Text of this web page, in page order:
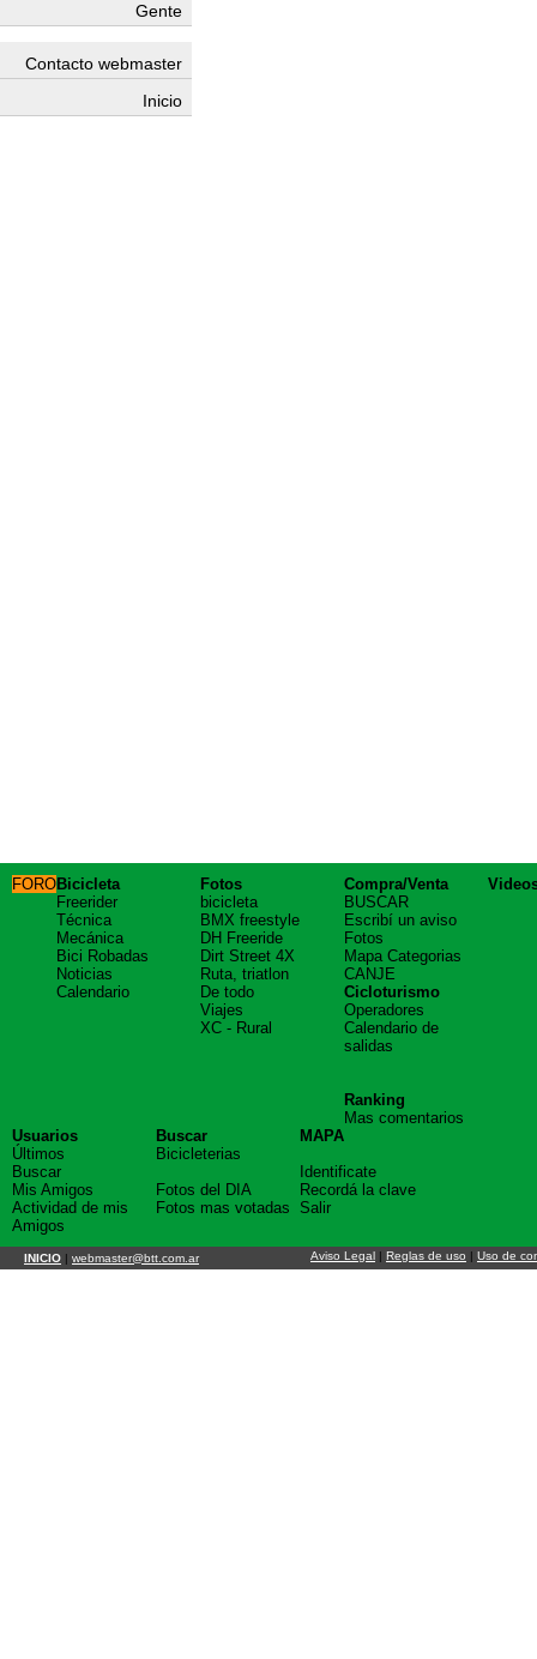
Gente
Contacto webmaster
Inicio
FOROBicicleta
Freerider
Técnica
Mecánica
Bici Robadas
Noticias
Calendario
Fotos
bicicleta
BMX freestyle
DH Freeride
Dirt Street 4X
Ruta, triatlon
De todo
Viajes
XC - Rural
Compra/Venta
BUSCAR
Escribí un aviso
Fotos
Mapa Categorias
CANJE
Cicloturismo
Operadores
Calendario de
salidas
Ranking
Mas comentarios
Usuarios
Últimos
Buscar
Mis Amigos
Actividad de mis
Amigos
Buscar
Bicicleterias
Fotos del DIA
Fotos mas votadas
MAPA
Identificate
Recordá la clave
Salir
INICIO | webmaster@btt.com.ar Aviso Legal | Reglas de uso | Uso de